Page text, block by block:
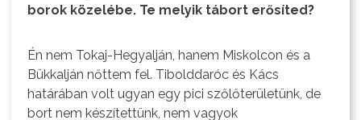
borok közelébe. Te melyik tábort erősíted?
Én nem Tokaj-Hegyalján, hanem Miskolcon és a
Bükkalján nőttem fel. Tibolddaróc és Kács
határában volt ugyan egy pici szőlőterületünk, de
bort nem készítettünk, nem vagyok